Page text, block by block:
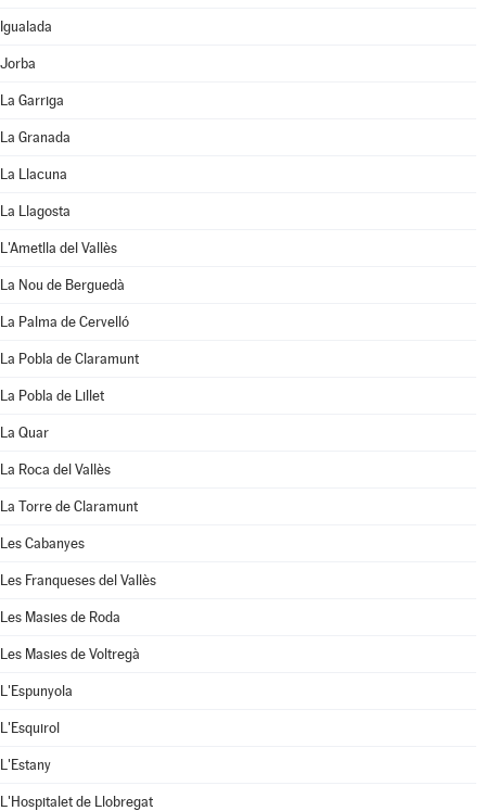
Igualada
Jorba
La Garriga
La Granada
La Llacuna
La Llagosta
L'Ametlla del Vallès
La Nou de Berguedà
La Palma de Cervelló
La Pobla de Claramunt
La Pobla de Lillet
La Quar
La Roca del Vallès
La Torre de Claramunt
Les Cabanyes
Les Franqueses del Vallès
Les Masies de Roda
Les Masies de Voltregà
L'Espunyola
L'Esquirol
L'Estany
L'Hospitalet de Llobregat